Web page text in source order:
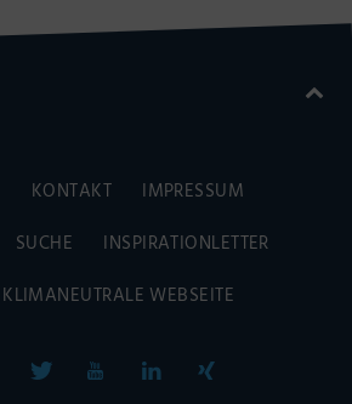
KONTAKT
IMPRESSUM
SUCHE
INSPIRATIONLETTER
KLIMANEUTRALE WEBSEITE